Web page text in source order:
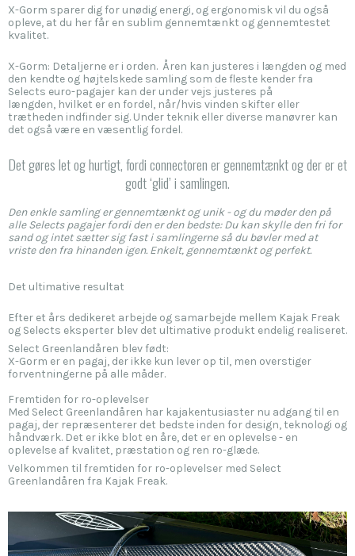
X-Gorm sparer dig for unødig energi, og ergonomisk vil du også
opleve, at du her får en sublim gennemtænkt og gennemtestet
kvalitet.
X-Gorm: Detaljerne er i orden. Åren kan justeres i længden og med
den kendte og højtelskede samling som de fleste kender fra
Selects euro-pagajer kan der under vejs justeres på
længden, hvilket er en fordel, når/hvis vinden skifter eller
trætheden indfinder sig. Under teknik eller diverse manøvrer kan
det også være en væsentlig fordel.
Det gøres let og hurtigt, fordi connectoren er gennemtænkt og der er et
godt ‘glid’ i samlingen.
Den enkle samling er gennemtænkt og unik - og du møder den på
alle Selects pagajer fordi den er den bedste: Du kan skylle den fri for
sand og intet sætter sig fast i samlingerne så du bøvler med at
vriste den fra hinanden igen. Enkelt, gennemtænkt og perfekt.
Det ultimative resultat
Efter et års dedikeret arbejde og samarbejde mellem Kajak Freak
og Selects eksperter blev det ultimative produkt endelig realiseret.
Select Greenlandåren blev født:
X-Gorm er en pagaj, der ikke kun lever op til, men overstiger
forventningerne på alle måder.
Fremtiden for ro-oplevelser
Med Select Greenlandåren har kajakentusiaster nu adgang til en
pagaj, der repræsenterer det bedste inden for design, teknologi og
håndværk. Det er ikke blot en åre, det er en oplevelse - en
oplevelse af kvalitet, præstation og ren ro-glæde.
Velkommen til fremtiden for ro-oplevelser med Select
Greenlandåren fra Kajak Freak.